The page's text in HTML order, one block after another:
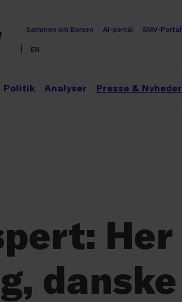
Sammen om Børsen AI-portal SMV-Portal
EN
Politik Analyser Presse & Nyheder
Her
danske